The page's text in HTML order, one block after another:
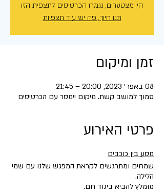
הי, מצטערים, נגמרו הכרטיסים לתצפית הזו
תנו חיוך, פה יש עוד תצפיות
זמן ומיקום
08 באפר׳ 2023, 20:00 – 21:45
סמוך למושב קשת. מיקום יימסר עם הכרטיסים
פרטי האירוע
מסע בין כוכבים
שמחים ומתרגשים לקראת המפגש שלנו עם שמי
הלילה.
מומלץ להביא ביגוד חם.